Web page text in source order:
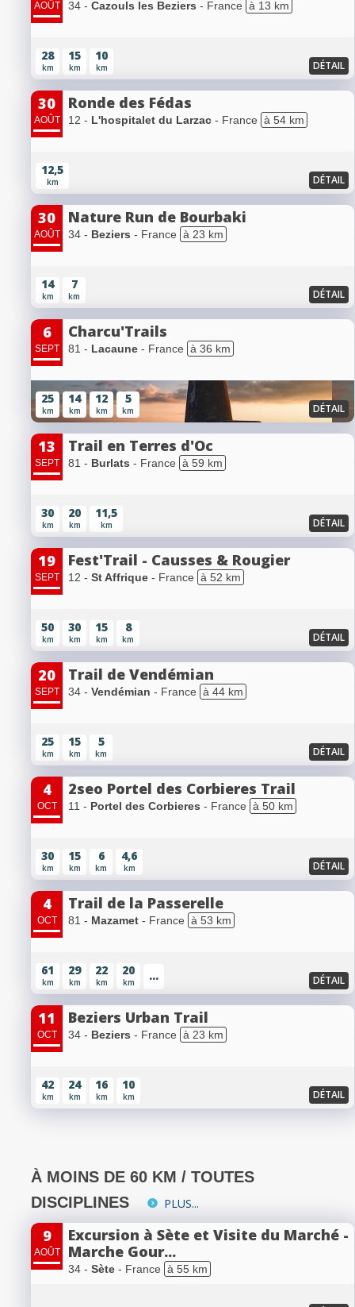
AOÛT 34 - Cazouls les Beziers - France à 13 km
28
km
15
km
10
km DÉTAIL
30
AOÛT
Ronde des Fédas
12 - L'hospitalet du Larzac - France à 54 km
12,5
km DÉTAIL
30
AOÛT
Nature Run de Bourbaki
34 - Beziers - France à 23 km
14
km
7
km DÉTAIL
6
SEPT
Charcu'Trails
81 - Lacaune - France à 36 km
25
km
14
km
12
km
5
km DÉTAIL
13
SEPT
Trail en Terres d'Oc
81 - Burlats - France à 59 km
30
km
20
km
11,5
km DÉTAIL
19
SEPT
Fest'Trail - Causses & Rougier
12 - St Affrique - France à 52 km
50
km
30
km
15
km
8
km DÉTAIL
20
SEPT
Trail de Vendémian
34 - Vendémian - France à 44 km
25
km
15
km
5
km DÉTAIL
4
OCT
2seo Portel des Corbieres Trail
11 - Portel des Corbieres - France à 50 km
30
km
15
km
6
km
4,6
km DÉTAIL
4
OCT
Trail de la Passerelle
81 - Mazamet - France à 53 km
61
km
29
km
22
km
20
km ... DÉTAIL
11
OCT
Beziers Urban Trail
34 - Beziers - France à 23 km
42
km
24
km
16
km
10
km DÉTAIL
À MOINS DE 60 KM / TOUTES
DISCIPLINES
PLUS...
9
AOÛT
Excursion à Sète et Visite du Marché -
Marche Gour...
34 - Sète - France à 55 km